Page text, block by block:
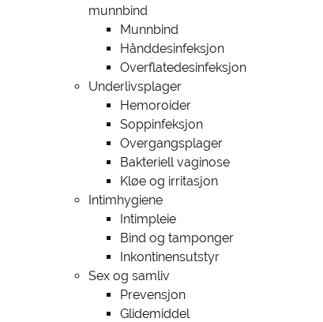
munnbind
Munnbind
Hånddesinfeksjon
Overflatedesinfeksjon
Underlivsplager
Hemoroider
Soppinfeksjon
Overgangsplager
Bakteriell vaginose
Kløe og irritasjon
Intimhygiene
Intimpleie
Bind og tamponger
Inkontinensutstyr
Sex og samliv
Prevensjon
Glidemiddel